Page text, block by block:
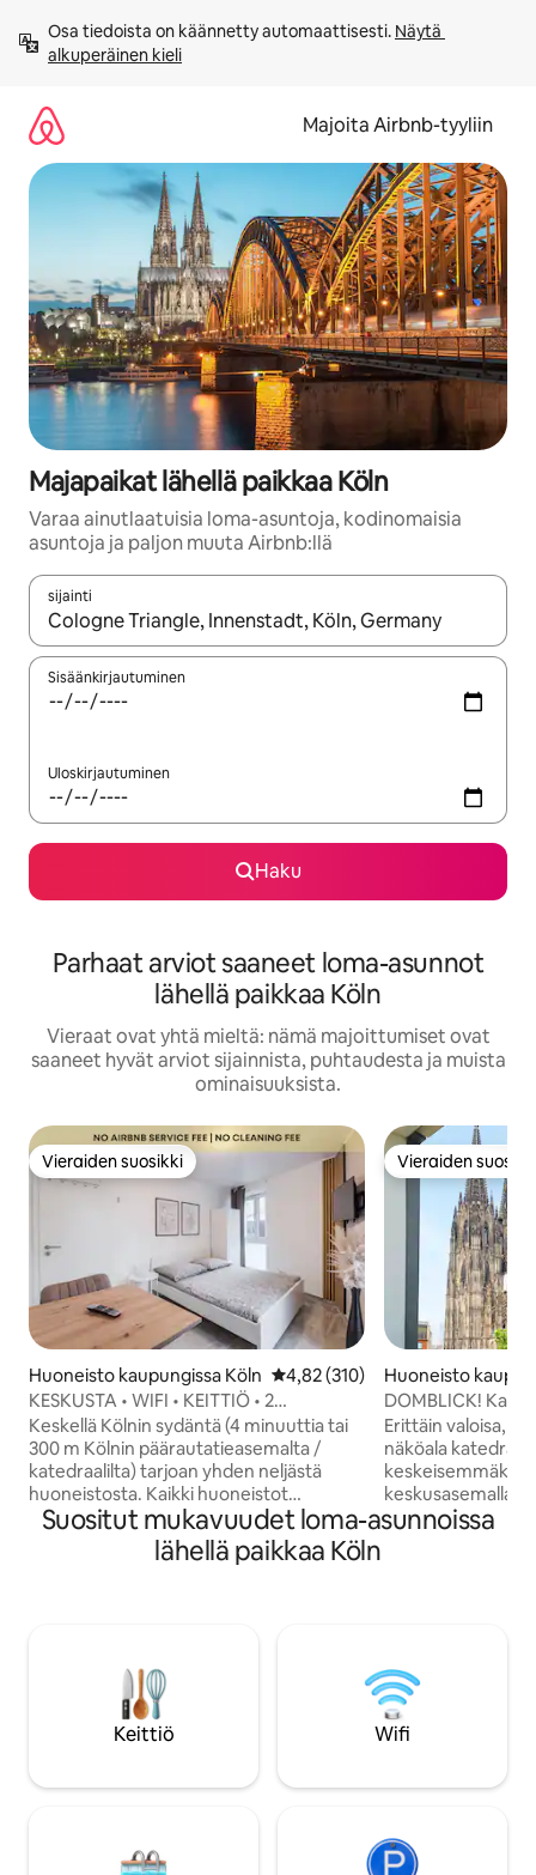
sisältö
väliin
Osa tiedoista on käännetty automaattisesti. Näytä
alkuperäinen kieli
Majoita Airbnb-tyyliin
Majapaikat lähellä paikkaa Köln
Varaa ainutlaatuisia loma-asuntoja, kodinomaisia
asuntoja ja paljon muuta Airbnb:llä
sijainti
Kun tulokset ovat saatavilla, navigoi ylös- ja alas-
Sisäänkirjautuminen
Uloskirjautuminen
Haku
Parhaat arviot saaneet loma-asunnot
lähellä paikkaa Köln
Vieraat ovat yhtä mieltä: nämä majoittumiset ovat
saaneet hyvät arviot sijainnista, puhtaudesta ja muista
ominaisuuksista.
Vieraiden suosikki
Vieraiden suosikki
Huoneisto kaupungissa Köln Keskimääräinen arvio 4,82/5,
4,82 (310)
KESKUSTA • WIFI • KEITTIÖ • 2
HENKILÖÄ • ITSEKIRJAUTUMINEN
Keskellä Kölnin sydäntä (4 minuuttia tai
300 m Kölnin päärautatieasemalta /
katedraalilta) tarjoan yhden neljästä
huoneistosta. Kaikki huoneistot
sijaitsevat äskettäin kunnostetussa
rakennuksessa ja niissä on seuraavat
näkymä katedraaliin - hissi -
Tuomiokirkko / päärautatieasema 3
minuutin päässä - KölnMesse 5 minuutin
päässä - Rein 1 minuutin päässä -
Vieraiden
Vieraiden
Huoneisto
DOMBLICK!
keskeisellä paikalla
Erittäin valoisa,
näköala katedraaliin! Se ei muutu
keskeisemmäksi:
keskusasemalla,
huoneiston
suuren ikkunan
maamerkille:
JUHLAVIERAITA!
kysy!
Suositut mukavuudet loma-asunnoissa
lähellä paikkaa Köln
Keittiö Wifi